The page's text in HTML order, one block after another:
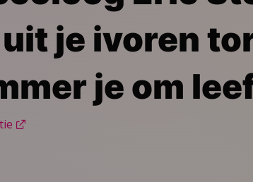
uit je ivoren
je om